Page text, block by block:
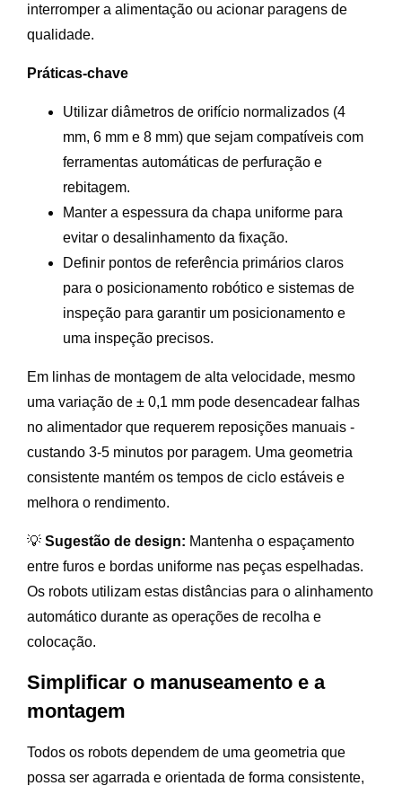
interromper a alimentação ou acionar paragens de
qualidade.
Práticas-chave
Utilizar diâmetros de orifício normalizados (4
mm, 6 mm e 8 mm) que sejam compatíveis com
ferramentas automáticas de perfuração e
rebitagem.
Manter a espessura da chapa uniforme para
evitar o desalinhamento da fixação.
Definir pontos de referência primários claros
para o posicionamento robótico e sistemas de
inspeção para garantir um posicionamento e
uma inspeção precisos.
Em linhas de montagem de alta velocidade, mesmo
uma variação de ± 0,1 mm pode desencadear falhas
no alimentador que requerem reposições manuais -
custando 3-5 minutos por paragem. Uma geometria
consistente mantém os tempos de ciclo estáveis e
melhora o rendimento.
💡 Sugestão de design: Mantenha o espaçamento
entre furos e bordas uniforme nas peças espelhadas.
Os robots utilizam estas distâncias para o alinhamento
automático durante as operações de recolha e
colocação.
Simplificar o manuseamento e a
montagem
Todos os robots dependem de uma geometria que
possa ser agarrada e orientada de forma consistente,